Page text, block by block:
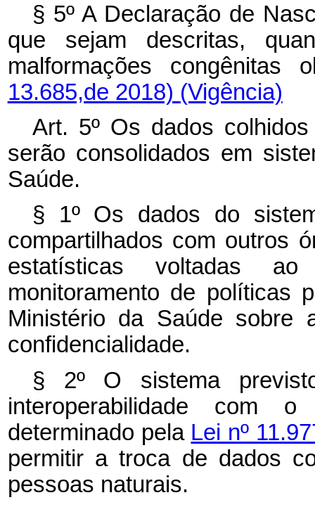
§ 5º A Declaração de
que sejam descritas,
malformações congênitas
13.685,de 2018) (Vigência)
Art. 5º Os dados
serão consolidados em
Saúde.
§ 1º Os dados do
compartilhados com outros
estatísticas voltadas ao
monitoramento de políticas
Ministério da Saúde sobre
confidencialidade.
§ 2º O sistema
interoperabilidade com
determinado pela Lei nº
permitir a troca de dados
pessoas naturais.